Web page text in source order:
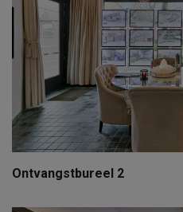
Ontvangstbureel 2